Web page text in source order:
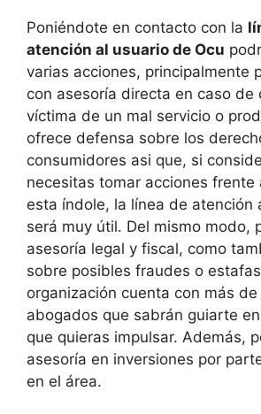
Poniéndote en contacto con la
atención al usuario de Ocu
varias acciones, principalmente
con asesoría directa en caso de
víctima de un mal servicio o
ofrece defensa sobre los
consumidores asi que, si
necesitas tomar acciones frente
esta índole, la línea de atención
será muy útil. Del mismo modo,
asesoría legal y fiscal, como
sobre posibles fraudes o
organización cuenta con más
abogados que sabrán guiarte
que quieras impulsar. Además,
asesoría en inversiones por
en el área.